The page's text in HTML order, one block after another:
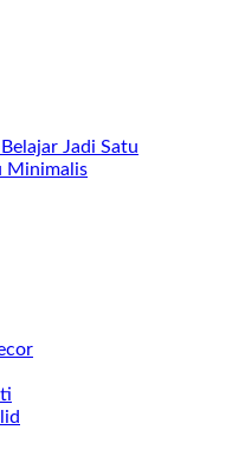
Jadi Satu
Minimalis